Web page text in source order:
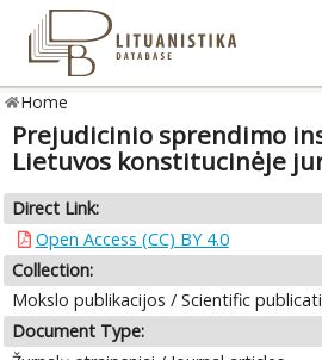
Home
Prejudicinio sprendimo
Lietuvos konstitucinėje
Direct Link:
Open Access (CC) BY 4.0
Collection:
Mokslo publikacijos / Scientific
Document Type: